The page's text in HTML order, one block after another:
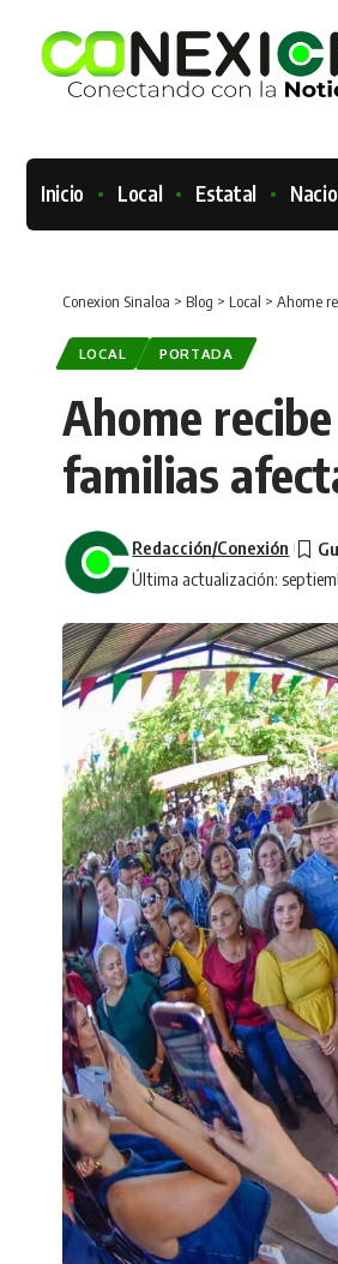
Inicio Local Estatal
Conexion Sinaloa > Blog > Local > Ahome
LOCAL PORTADA
Ahome
familias
Última actualización:
Redacción/Conexión